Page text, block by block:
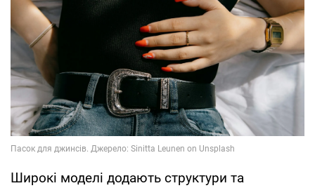
Широкі моделі додають структури та